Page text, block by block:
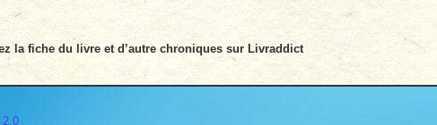
la fiche du livre et d’autre chroniques sur Livraddict
2.0